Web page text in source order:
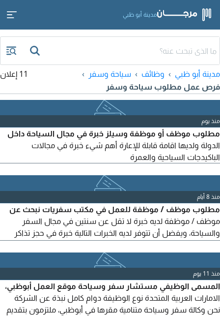
مدينة أبو ظبي
مدينة أبو ظبي وظائف
سياحة وسفر
فرص عمل مطلوب سياحة وسفر
11 إعلان
منذ يوم
مطلوب موظف أو موظفة وسيلز خبرة في مجال السياحة داخل
الدولة ولديها اقامة قابلة للإعارة أهم شيء خبرة في مجالات
الباكيدجات السياحية والعمرة
منذ 8 أيام
مطلوب موظف / موظفة للعمل في مكتب سفريات نبحث عن
موظف / موظفة لديه خبرة لا تقل عن سنتين في مجال السفر
والسياحة، ويفضل أن تتوفر لديه الخبرات التالية خبرة في حجز تذاكر
شركات الطيران المختلفة وأنظمة الحجز. حسن المظهر ولباقة
وحسن التعامل مع العملاء. القدرة على التواصل والتعامل مع العملاء
بشكل احترافي. يتقن اللغة العربية والانجليزية للتواصل
منذ 11 يوم
المسمى الوظيفي مستشار سفر وسياحة موقع العمل أبوظبي،
الامارات العربية المتحدة نوع الوظيفة دوام كامل نبذة عن الشركة
نحن وكالة سفر وسياحة متنامية مقرها في أبوظبي، ملتزمون بتقديم